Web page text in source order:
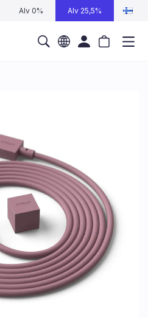
Alv 0% Alv 25,5%